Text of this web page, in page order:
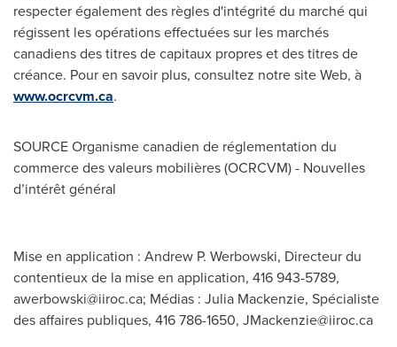
respecter également des règles d'intégrité du marché qui
régissent les opérations effectuées sur les marchés
canadiens des titres de capitaux propres et des titres de
créance. Pour en savoir plus, consultez notre site Web, à
www.ocrcvm.ca.
SOURCE Organisme canadien de réglementation du
commerce des valeurs mobilières (OCRCVM) - Nouvelles
d’intérêt général
Mise en application : Andrew P. Werbowski, Directeur du
contentieux de la mise en application, 416 943-5789,
awerbowski@iiroc.ca; Médias : Julia Mackenzie, Spécialiste
des affaires publiques, 416 786-1650, JMackenzie@iiroc.ca